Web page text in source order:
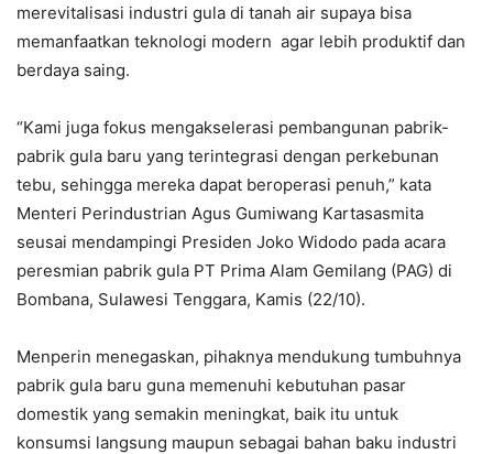
merevitalisasi industri gula di tanah air supaya bisa
memanfaatkan teknologi modern agar lebih produktif dan
berdaya saing.
“Kami juga fokus mengakselerasi pembangunan pabrik-
pabrik gula baru yang terintegrasi dengan perkebunan
tebu, sehingga mereka dapat beroperasi penuh,” kata
Menteri Perindustrian Agus Gumiwang Kartasasmita
seusai mendampingi Presiden Joko Widodo pada acara
peresmian pabrik gula PT Prima Alam Gemilang (PAG) di
Bombana, Sulawesi Tenggara, Kamis (22/10).
Menperin menegaskan, pihaknya mendukung tumbuhnya
pabrik gula baru guna memenuhi kebutuhan pasar
domestik yang semakin meningkat, baik itu untuk
konsumsi langsung maupun sebagai bahan baku industri